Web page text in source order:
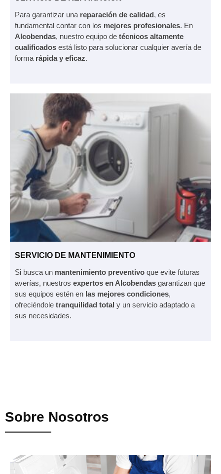
Para garantizar una reparación de calidad , es
fundamental contar con los mejores profesionales. En
Alcobendas, nuestro equipo de técnicos altamente
cualificados está listo para solucionar cualquier avería de
forma rápida y eficaz.
SERVICIO DE MANTENIMIENTO
Si busca un mantenimiento preventivo que evite futuras
averías, nuestros expertos en Alcobendas garantizan que
sus equipos estén en las mejores condiciones,
ofreciéndole tranquilidad total y un servicio adaptado a
sus necesidades.
Sobre Nosotros